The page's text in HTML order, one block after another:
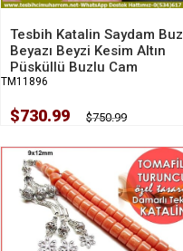
Tesbih Katalin Saydam Buz
Beyazı Beyzi Kesim Altın
Püsküllü Buzlu Cam
TM11896
$730.99 $750.99